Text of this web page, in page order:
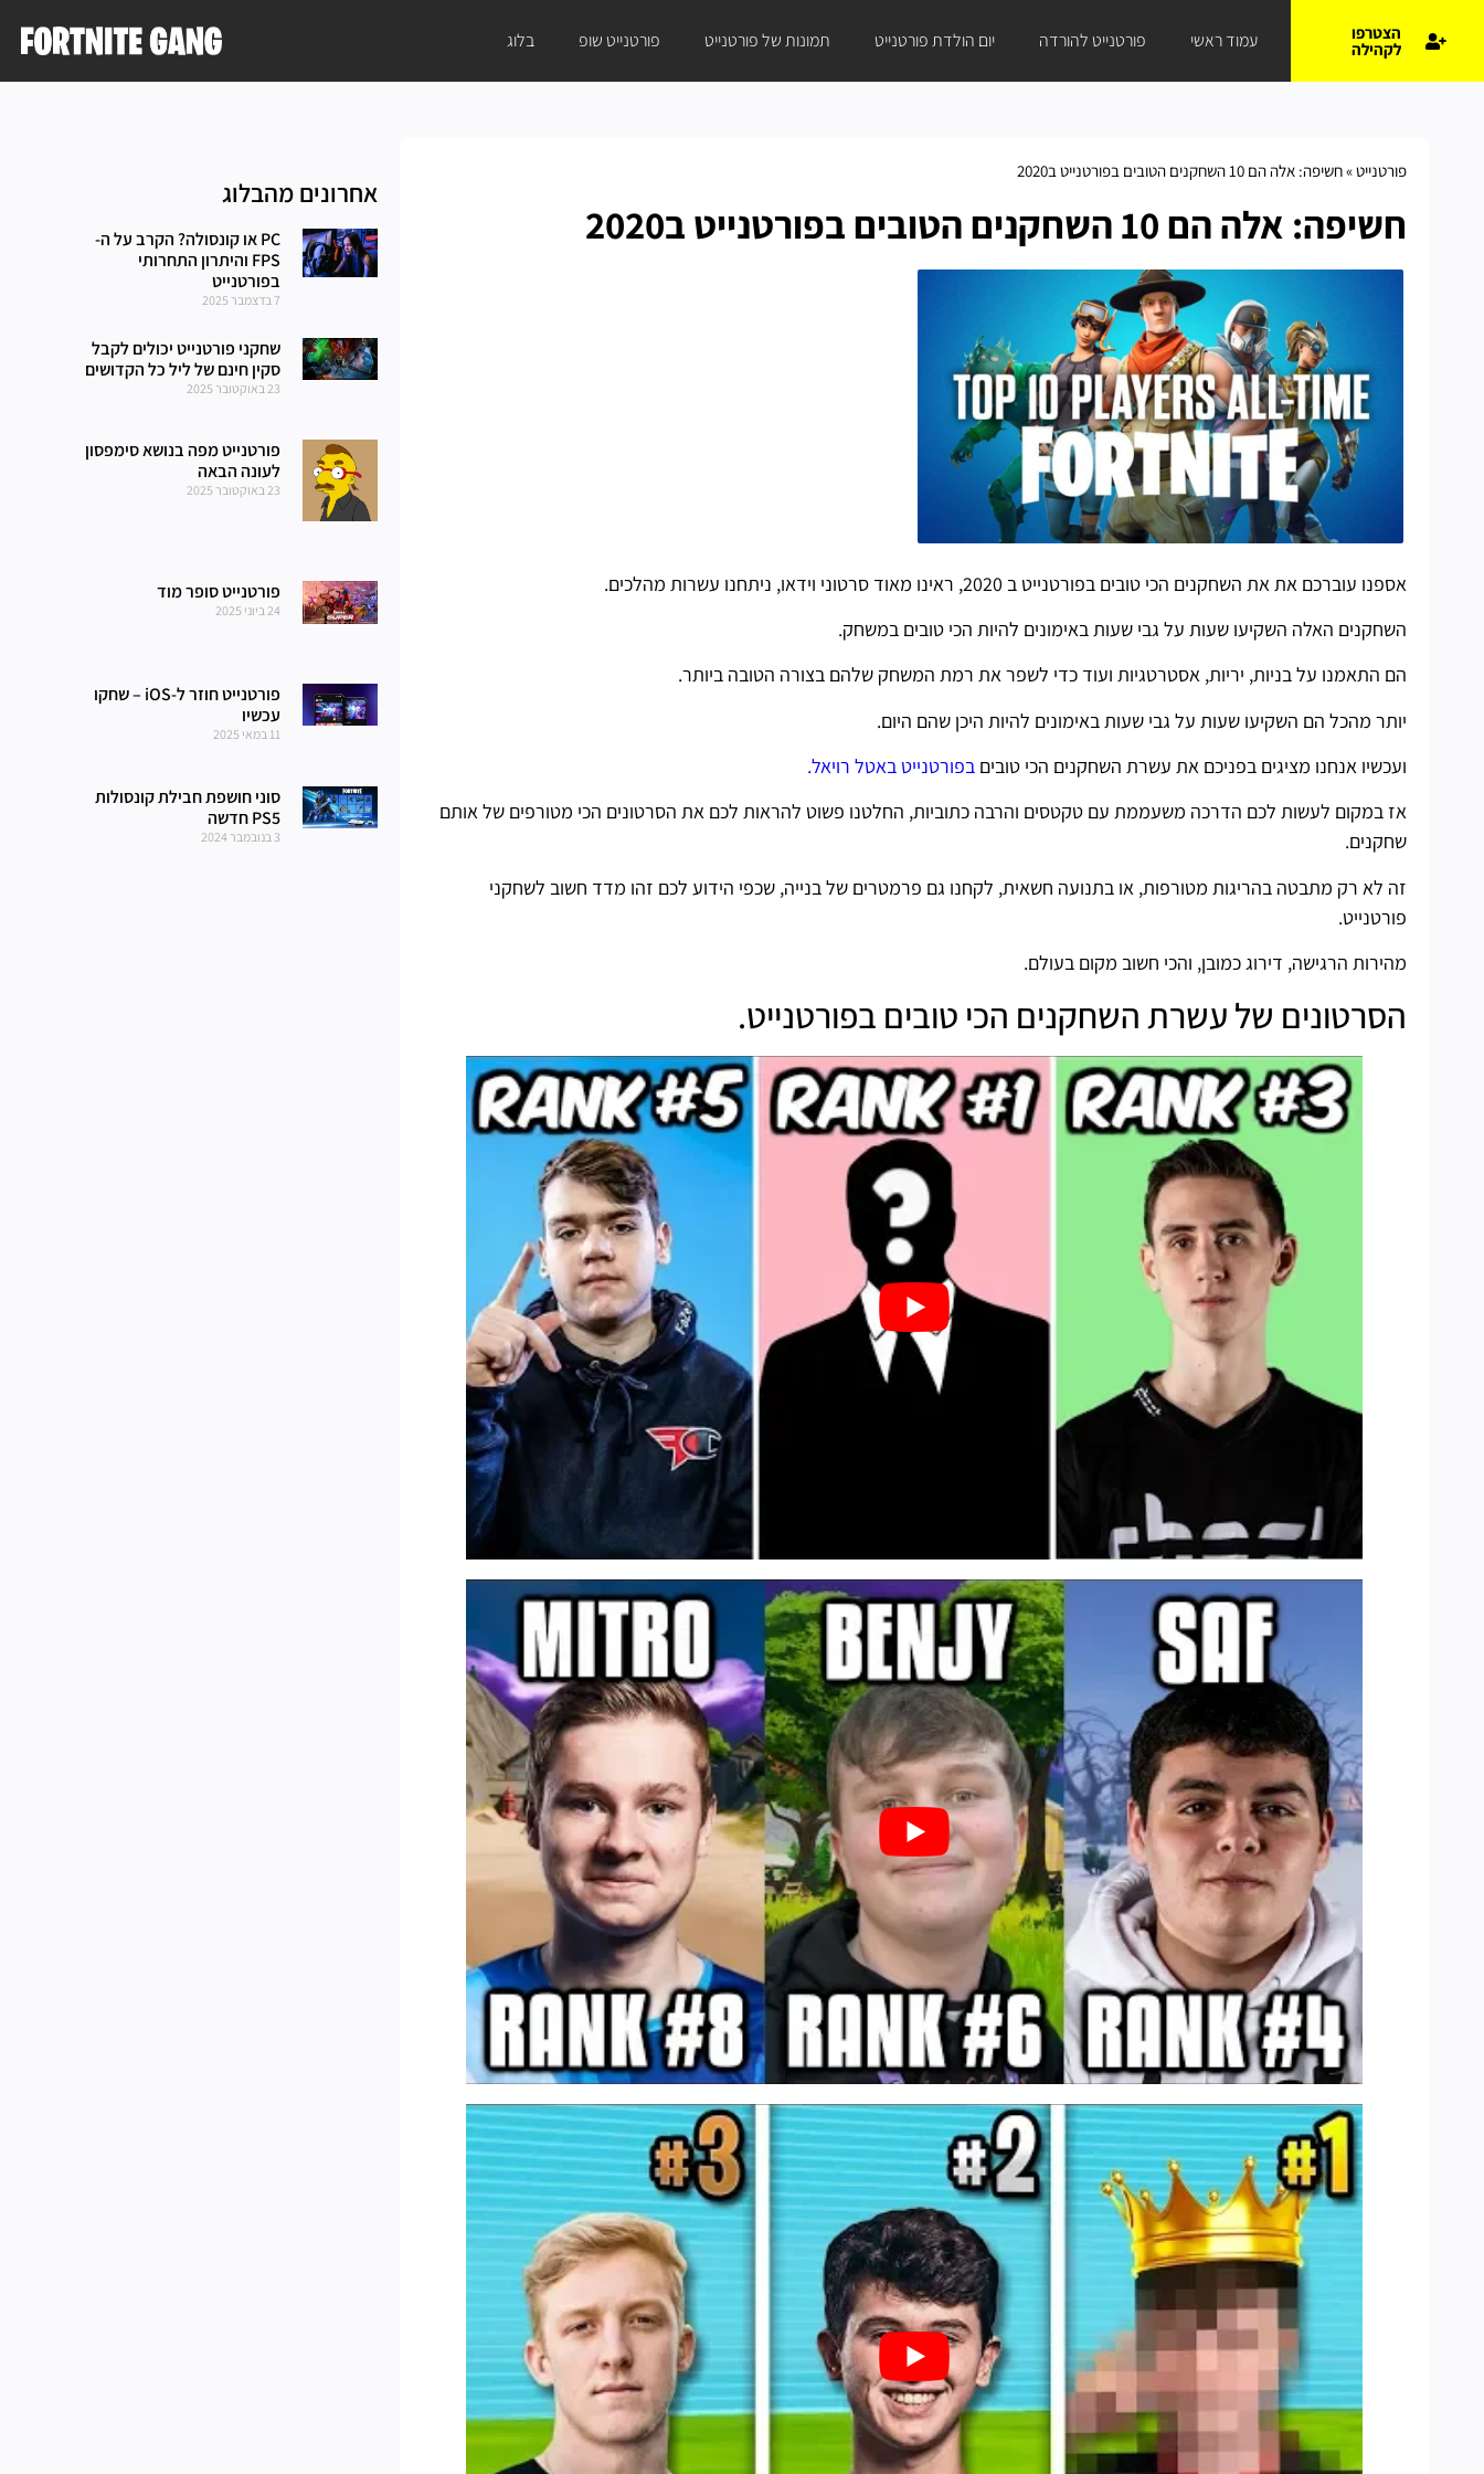
הצטרפו
לקהילה עמוד ראשי פורטנייט להורדה יום הולדת פורטנייט תמונות של פורטנייט פורטנייט שופ בלוג
פורטנייט»חשיפה: אלה הם 10 השחקנים הטובים בפורטנייט ב2020
חשיפה: אלה הם 10 השחקנים הטובים בפורטנייט ב2020
אספנו עוברכם את את השחקנים הכי טובים בפורטנייט ב 2020, ראינו מאוד סרטוני וידאו, ניתחנו עשרות מהלכים.
השחקנים האלה השקיעו שעות על גבי שעות באימונים להיות הכי טובים במשחק.
הם התאמנו על בניות, יריות, אסטרטגיות ועוד כדי לשפר את רמת המשחק שלהם בצורה הטובה ביותר.
יותר מהכל הם השקיעו שעות על גבי שעות באימונים להיות היכן שהם היום.
ועכשיו אנחנו מציגים בפניכם את עשרת השחקנים הכי טובים בפורטנייט באטל רויאל.
אז במקום לעשות לכם הדרכה משעממת עם טקטסים והרבה כתוביות, החלטנו פשוט להראות לכם את הסרטונים הכי מטורפים של אותם
שחקנים.
זה לא רק מתבטה בהריגות מטורפות, או בתנועה חשאית, לקחנו גם פרמטרים של בנייה, שכפי הידוע לכם זהו מדד חשוב לשחקני
פורטנייט.
מהירות הרגישה, דירוג כמובן, והכי חשוב מקום בעולם.
הסרטונים של עשרת השחקנים הכי טובים בפורטנייט.
אחרונים מהבלוג
PC או קונסולה? הקרב על ה-
FPS והיתרון התחרותי
בפורטנייט
7 בדצמבר 2025
שחקני פורטנייט יכולים לקבל
סקין חינם של ליל כל הקדושים
23 באוקטובר 2025
פורטנייט מפה בנושא סימפסון
לעונה הבאה
23 באוקטובר 2025
פורטנייט סופר מוד
24 ביוני 2025
פורטנייט חוזר ל-iOS – שחקו
עכשיו
11 במאי 2025
סוני חושפת חבילת קונסולות
PS5 חדשה
3 בנובמבר 2024